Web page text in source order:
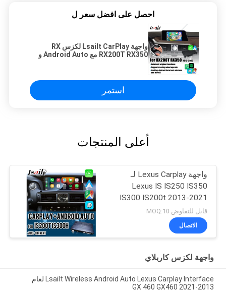
احصل على افضل سعر ل
واجهة Lsailt CarPlay لكزس RX
RX200T RX350 مع Android Auto و
استمر
أعلى المنتجات
واجهة Lexus Carplay لـ
Lexus IS IS250 IS350
IS300 IS200t 2013-2021
قابل للتفاوض MOQ:10
الاتصال
واجهة لكزس كاربلاي
Lsailt Wireless Android Auto Lexus Carplay Interface لعام
2013-2021 GX 460 GX460